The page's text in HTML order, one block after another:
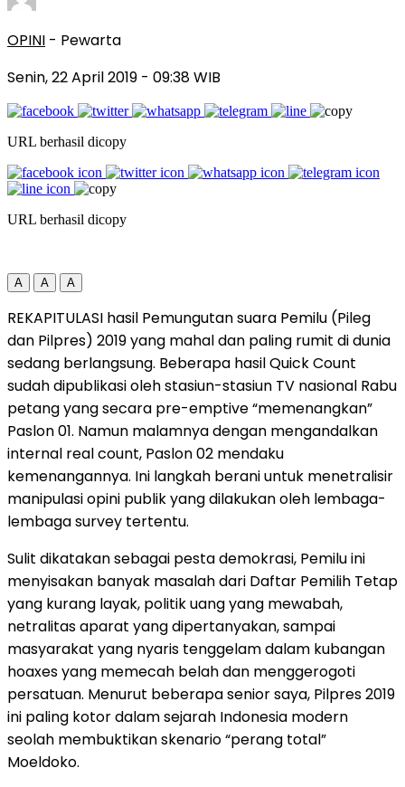
OPINI - Pewarta
Senin, 22 April 2019 - 09:38 WIB
URL berhasil dicopy
URL berhasil dicopy
A A A
REKAPITULASI hasil Pemungutan suara Pemilu (Pileg
dan Pilpres) 2019 yang mahal dan paling rumit di dunia
sedang berlangsung. Beberapa hasil Quick Count
sudah dipublikasi oleh stasiun-stasiun TV nasional Rabu
petang yang secara pre-emptive “memenangkan”
Paslon 01. Namun malamnya dengan mengandalkan
internal real count, Paslon 02 mendaku
kemenangannya. Ini langkah berani untuk menetralisir
manipulasi opini publik yang dilakukan oleh lembaga-
lembaga survey tertentu.
Sulit dikatakan sebagai pesta demokrasi, Pemilu ini
menyisakan banyak masalah dari Daftar Pemilih Tetap
yang kurang layak, politik uang yang mewabah,
netralitas aparat yang dipertanyakan, sampai
masyarakat yang nyaris tenggelam dalam kubangan
hoaxes yang memecah belah dan menggerogoti
persatuan. Menurut beberapa senior saya, Pilpres 2019
ini paling kotor dalam sejarah Indonesia modern
seolah membuktikan skenario “perang total”
Moeldoko.